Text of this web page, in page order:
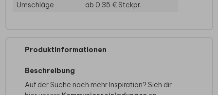
Umschläge
ab 0,35 €Stckpr.
Produktinformationen
Beschreibung
Auf der Suche nach mehr Inspiration? Sieh dir